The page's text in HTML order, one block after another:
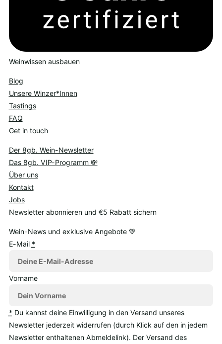
Weinwissen ausbauen
Blog
Unsere Winzer*Innen
Tastings
FAQ
Get in touch
Der 8gb. Wein-Newsletter
Das 8gb. VIP-Programm 💸
Über uns
Kontakt
Jobs
Newsletter abonnieren und €5 Rabatt sichern
Wein-News und exklusive Angebote 💚
E-Mail *
Vorname
* Du kannst deine Einwilligung in den Versand unseres
Newsletter jederzeit widerrufen (durch Klick auf den in jedem
Newsletter enthaltenen Abmeldelink). Der Versand des